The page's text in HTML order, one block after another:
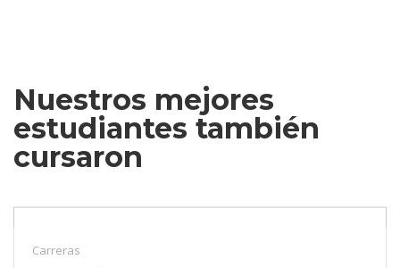
Nuestros mejores
estudiantes también
cursaron
Carreras